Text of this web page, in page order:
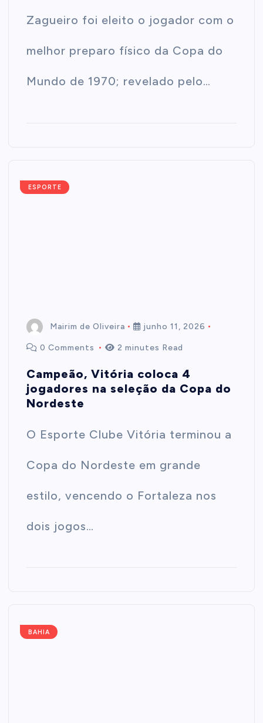
Zagueiro foi eleito o jogador com o
melhor preparo físico da Copa do
Mundo de 1970; revelado pelo…
ESPORTE
Mairim de Oliveira junho 11, 2026
0 Comments 2 minutes Read
Campeão, Vitória coloca 4
jogadores na seleção da Copa do
Nordeste
O Esporte Clube Vitória terminou a
Copa do Nordeste em grande
estilo, vencendo o Fortaleza nos
dois jogos…
BAHIA